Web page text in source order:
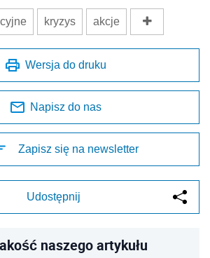
kryzys akcje
Wersja do druku
Napisz do nas
Zapisz się na newsletter
Udostępnij
naszego artykułu